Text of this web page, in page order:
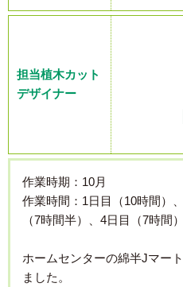
担当植木カット
デザイナー
作業時期：10月
作業時間：1日目（10時間）
（7時間半）、4日目（7時間
ホームセンターの綿半Jマー
ました。